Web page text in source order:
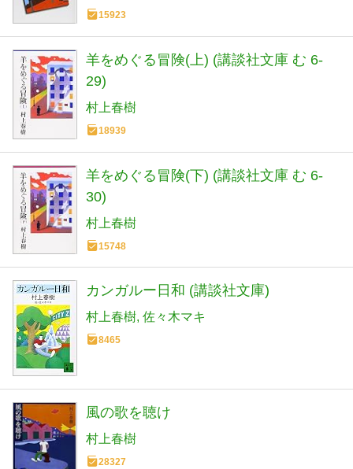
15923
羊をめぐる冒険(上) (講談社文庫 む 6-
29)
村上春樹
18939
羊をめぐる冒険(下) (講談社文庫 む 6-
30)
村上春樹
15748
カンガルー日和 (講談社文庫)
村上春樹 佐々木マキ
8465
風の歌を聴け
村上春樹
28327